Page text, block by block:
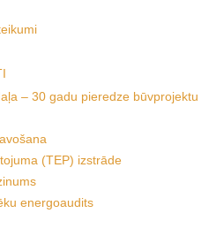
– 30 gadu pieredze būvprojektu
(TEP) izstrāde
energoaudits